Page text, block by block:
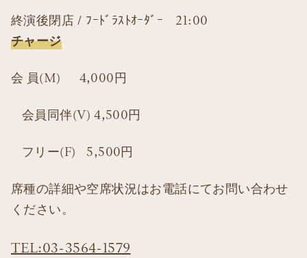
終演後閉店 / ﾌｰﾄﾞﾗｽﾄｵｰﾀﾞｰ 21:00
チャージ
会 員(M) 4,000円
会員同伴(V) 4,500円
フリー(F) 5,500円
席種の詳細や空席状況はお電話にてお問い合わせ
ください。
TEL:03-3564-1579